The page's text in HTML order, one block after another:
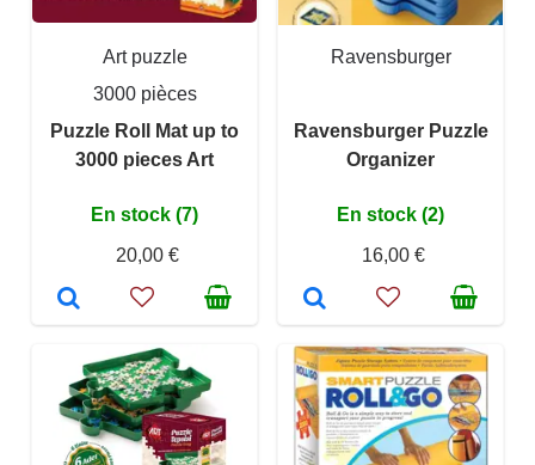
Art puzzle
3000 pièces
Puzzle Roll Mat up to
3000 pieces Art
En stock (7)
20,00 €
Ravensburger
Ravensburger Puzzle
Organizer
En stock (2)
16,00 €